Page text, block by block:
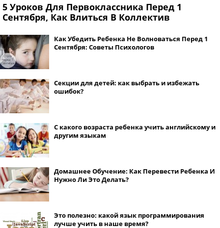
5 Уроков Для Первоклассника Перед 1
Сентября, Как Влиться В Коллектив
Как Убедить Ребенка Не Волноваться Перед 1
Сентября: Советы Психологов
Секции для детей: как выбрать и избежать
ошибок?
С какого возраста ребенка учить английскому и
другим языкам
Домашнее Обучение: Как Перевести Ребенка И
Нужно Ли Это Делать?
Это полезно: какой язык программирования
лучше учить в наше время?